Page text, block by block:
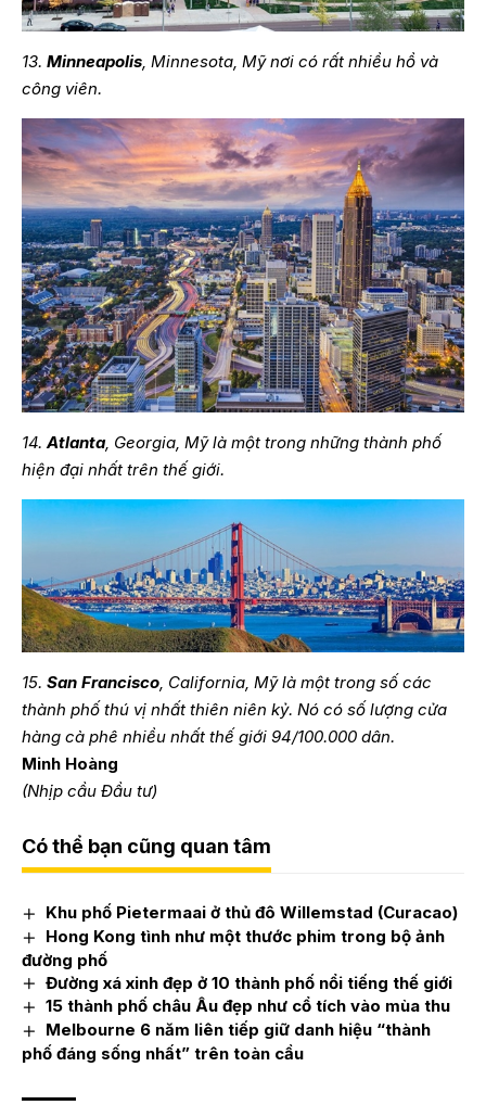
13. Minneapolis , Minnesota, Mỹ nơi có rất nhiều hồ và
công viên.
14.Atlanta, Georgia, Mỹ là một trong những thành phố
hiện đại nhất trên thế giới.
15. San Francisco , California, Mỹ là một trong số các
thành phố thú vị nhất thiên niên kỷ. Nó có số lượng cửa
hàng cà phê nhiều nhất thế giới 94/100.000 dân.
Minh Hoàng
(Nhịp cầu Đầu tư)
Có thể bạn cũng quan tâm
Khu phố Pietermaai ở thủ đô Willemstad (Curacao)
Hong Kong tình như một thước phim trong bộ ảnh
đường phố
Đường xá xinh đẹp ở 10 thành phố nổi tiếng thế giới
15 thành phố châu Âu đẹp như cổ tích vào mùa thu
Melbourne 6 năm liên tiếp giữ danh hiệu “thành
phố đáng sống nhất” trên toàn cầu